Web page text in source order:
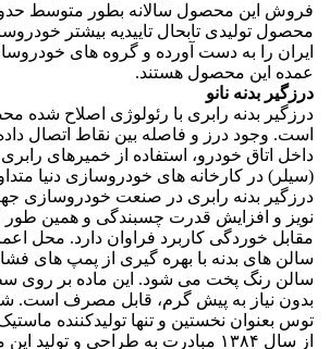
محصول تولیدی تابحال تاییدیه بیشتر
ایران را به دست آورده و گروه های
عمده این محصول هستند.
درزگیر بدنه نانو
درزگیر بدنه رابری با رئولوژی اصلاح
است. وجود درز و فاصله بین نقاط اتصال
داخل اتاق خودرو، استفاده از خمیرهای رابری
(سیلر) در کارخانه های خودروسازی دنیا
درزگیر بدنه رابری در صنعت خودروسازی
نویز و افزایش قدرت چسبندگی و همین طور
مقابل خوردگی کاربرد فراوان دارد. محل
سالن های بدنه با بهره گیری از پمپ های
سالن رنگ پخت می شود. این ماده بر روی
بدون نیاز به پیش گرم، قابل مصرف است.
توس بعنوان نخستین و تنها تولیدکننده
از سال ۱۳۸۴ مبادرت به طراحی و